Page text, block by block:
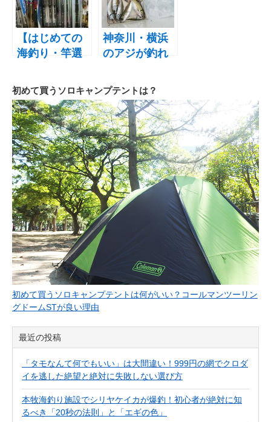
れたポイント
はどこ？
釣りのどちら
がいい？
【はじめての
海釣り・竿選
緒に使えるお
すすめの釣竿
はどれ！？選
び方もご紹介
神奈川・横浜
のアジが釣れ
夕まずめに子
供とアジ釣
り！金豆アジ
が大量！！
初めて買うソロキャンプテントは？
初めて買うソロキャンプテントは何がいい？コールマンツーリン
グドームSTが良い理由
最近の投稿
「タモなんて何でもいい」は大間違い！999円の網でクロダ
イを逃した絶望と絶対に失敗しない選び方
本牧海釣り施設でシリヤケイカが爆釣！初心者が絶対に知
るべき「20秒の法則」と「エギの色」